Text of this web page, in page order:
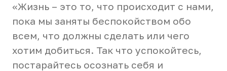
«Жизнь – это то, что происходит с нами,
пока мы заняты беспокойством обо
всем, что должны сделать или чего
хотим добиться. Так что успокойтесь,
постарайтесь осознать себя и